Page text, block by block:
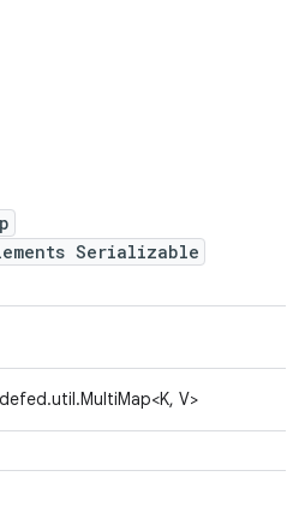
Serializable
V>